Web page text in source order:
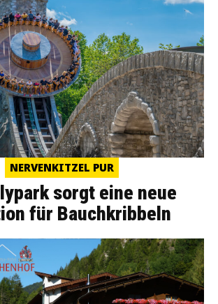
NERVENKITZEL PUR
sorgt eine neue
für Bauchkribbeln